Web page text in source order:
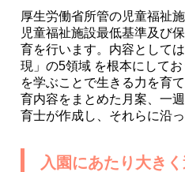
厚生労働省所管の児童福祉
児童福祉施設最低基準及び
育を行います。内容として
現」の5領域 を根本にして
を学ぶことで生きる力を育
育内容をまとめた月案、一
育士が作成し、それらに沿
入園にあたり大き